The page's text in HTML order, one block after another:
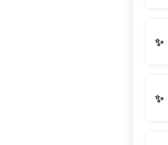
✨
✨